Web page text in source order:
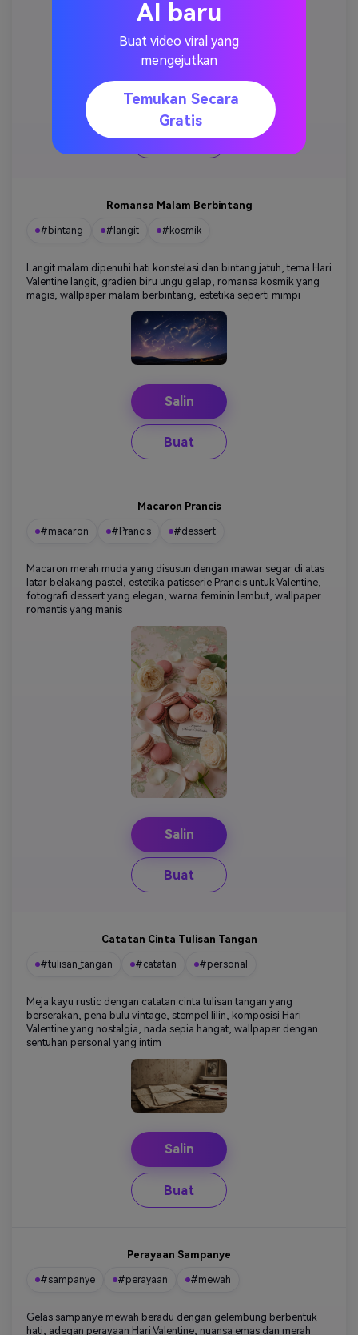
Salin
Buat
Romansa Malam Berbintang
#bintang #langit #kosmik
Langit malam dipenuhi hati konstelasi dan bintang jatuh, tema Hari
Valentine langit, gradien biru ungu gelap, romansa kosmik yang
magis, wallpaper malam berbintang, estetika seperti mimpi
Salin
Buat
Macaron Prancis
#macaron #Prancis #dessert
Macaron merah muda yang disusun dengan mawar segar di atas
latar belakang pastel, estetika patisserie Prancis untuk Valentine,
fotografi dessert yang elegan, warna feminin lembut, wallpaper
romantis yang manis
Salin
Buat
Catatan Cinta Tulisan Tangan
#tulisan_tangan #catatan #personal
Meja kayu rustic dengan catatan cinta tulisan tangan yang
berserakan, pena bulu vintage, stempel lilin, komposisi Hari
Valentine yang nostalgia, nada sepia hangat, wallpaper dengan
sentuhan personal yang intim
Salin
Buat
Perayaan Sampanye
#sampanye #perayaan #mewah
Gelas sampanye mewah beradu dengan gelembung berbentuk
hati, adegan perayaan Hari Valentine, nuansa emas dan merah
AI baru
Buat video viral yang
mengejutkan
Temukan Secara
Gratis